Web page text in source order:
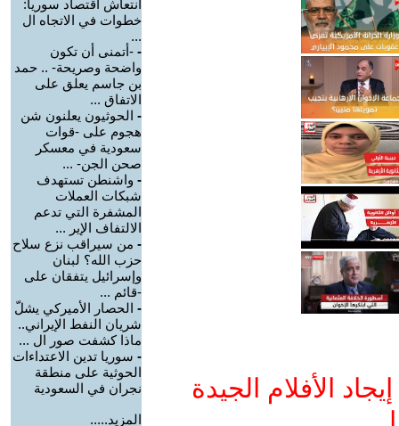
الأفلام الجيدة
انتعاش اقتصاد سوريا:
خطوات في الاتجاه ال
...
- -أتمنى أن تكون
واضحة وصريحة- .. حمد
بن جاسم يعلق على
الاتفاق ...
- الحوثيون يعلنون شن
هجوم على -قوات
سعودية في معسكر
صحن الجن- ...
- واشنطن تستهدف
شبكات العملات
المشفرة التي تدعم
الالتفاف الإير ...
- من سيراقب نزع سلاح
حزب الله؟ لبنان
وإسرائيل يتفقان على
-قائم ...
- الحصار الأميركي يشلّ
شريان النفط الإيراني..
ماذا كشفت صور ال ...
- سوريا تدين الاعتداءات
الحوثية على منطقة
نجران في السعودية
المزيد.....